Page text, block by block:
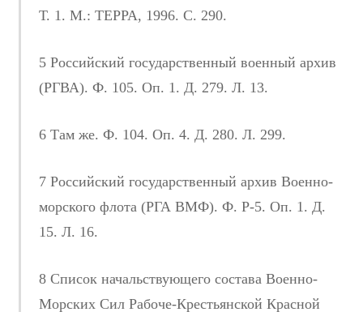
Т. 1. М.: ТЕРРА, 1996. С. 290.
5 Российский государственный военный архив
(РГВА). Ф. 105. Оп. 1. Д. 279. Л. 13.
6 Там же. Ф. 104. Оп. 4. Д. 280. Л. 299.
7 Российский государственный архив Военно-
морского флота (РГА ВМФ). Ф. Р-5. Оп. 1. Д.
15. Л. 16.
8 Список начальствующего состава Военно-
Морских Сил Рабоче-Крестьянской Красной